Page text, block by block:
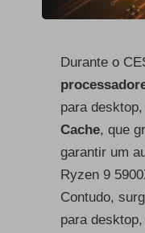
Durante o
para
Cache, que
garantir um
Ryzen 9
Contudo,
para